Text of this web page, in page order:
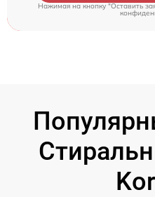
Нажимая на кнопку "Оставить